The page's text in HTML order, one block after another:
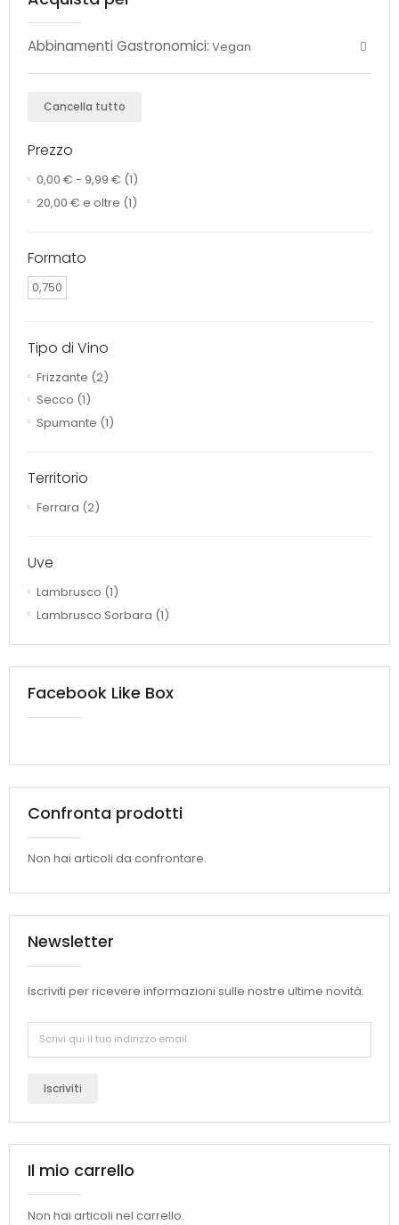
Abbinamenti Gastronomici: Vegan
Cancella tutto
Prezzo
0,00 € - 9,99 € (1)
20,00 € e oltre (1)
Formato
0,750
Tipo di Vino
Frizzante (2)
Secco (1)
Spumante (1)
Territorio
Ferrara (2)
Uve
Lambrusco (1)
Lambrusco Sorbara (1)
Facebook Like Box
Confronta prodotti
Non hai articoli da confrontare.
Newsletter
Iscriviti per ricevere informazioni sulle nostre ultime novità.
Iscriviti
Il mio carrello
Non hai articoli nel carrello.